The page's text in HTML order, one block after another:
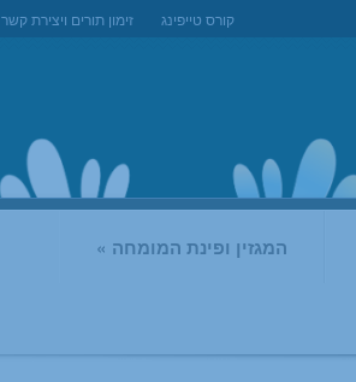
זימון תורים ויצירת קשר קורס טייפינג
המגזין ופינת המומחה »